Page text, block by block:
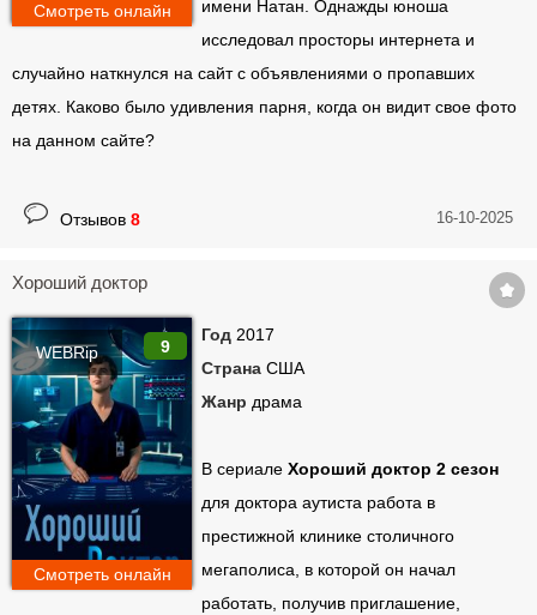
имени Натан. Однажды юноша
исследовал просторы интернета и
случайно наткнулся на сайт с объявлениями о пропавших
детях. Каково было удивления парня, когда он видит свое фото
на данном сайте?
Смотреть онлайн
Отзывов 8 16-10-2025
Хороший доктор
9
WEBRip
Год 2017
Страна США
Жанр драма
В сериале Хороший доктор 2 сезон
для доктора аутиста работа в
престижной клинике столичного
мегаполиса, в которой он начал
работать, получив приглашение,
Смотреть онлайн